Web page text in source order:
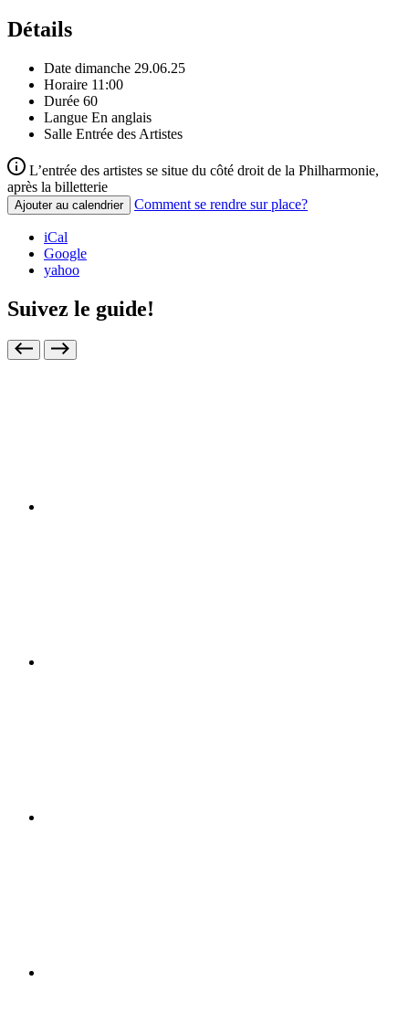
Détails
Date dimanche 29.06.25
Horaire 11:00
Durée 60
Langue En anglais
Salle Entrée des Artistes
L’entrée des artistes se situe du côté droit de la Philharmonie,
après la billetterie
Ajouter au calendrier Comment se rendre sur place?
iCal
Google
yahoo
Suivez le guide!